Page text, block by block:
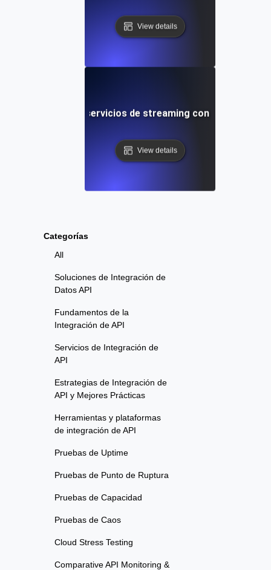
Categorías
All
Soluciones de Integración de
Datos API
Fundamentos de la
Integración de API
Servicios de Integración de
API
Estrategias de Integración de
API y Mejores Prácticas
Herramientas y plataformas
de integración de API
Pruebas de Uptime
Pruebas de Punto de Ruptura
Pruebas de Capacidad
Pruebas de Caos
Cloud Stress Testing
Comparative API Monitoring &
View details
resistencia para servicios de streaming con
View details